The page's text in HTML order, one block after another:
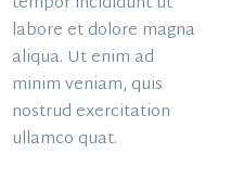
labore et dolore magna
aliqua. Ut enim ad
minim veniam, quis
nostrud exercitation
ullamco quat.